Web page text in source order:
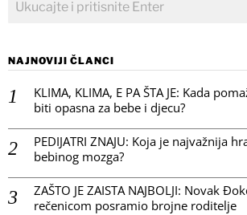
NAJNOVIJI ČLANCI
KLIMA, KLIMA, E PA ŠTA JE: Kada
biti opasna za bebe i djecu?
PEDIJATRI ZNAJU: Koja je najvažnija
bebinog mozga?
ZAŠTO JE ZAISTA NAJBOLJI: Novak
rečenicom posramio brojne roditelje